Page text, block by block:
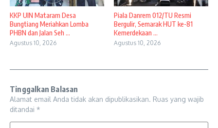
KKP UIN Mataram Desa
Bungtiang Meriahkan Lomba
PHBN dan Jalan Seh ...
Agustus 10, 2026
Piala Danrem 012/TU Resmi
Bergulir, Semarak HUT ke-81
Kemerdekaan ...
Agustus 10, 2026
Tinggalkan Balasan
Alamat email Anda tidak akan dipublikasikan. Ruas yang wajib
ditandai *